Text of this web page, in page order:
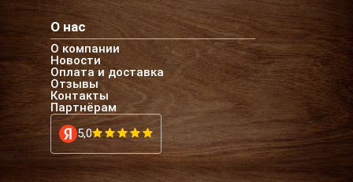
О нас
О компании
Новости
Оплата и доставка
Отзывы
Контакты
Партнёрам
5,0